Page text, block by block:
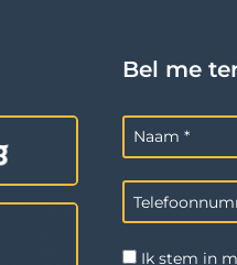
Bel me
Ik stem in